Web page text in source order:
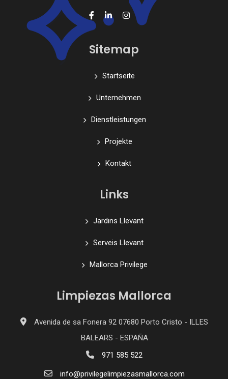
Sitemap
Startseite
Unternehmen
Dienstleistungen
Projekte
Kontakt
Links
Jardins Llevant
Serveis Llevant
Mallorca Privilege
Limpiezas Mallorca
Avenida de sa Fonera 92 07680 Porto Cristo - ILLES
BALEARS - ESPAÑA
971 585 522
info@privilegelimpiezasmallorca.com